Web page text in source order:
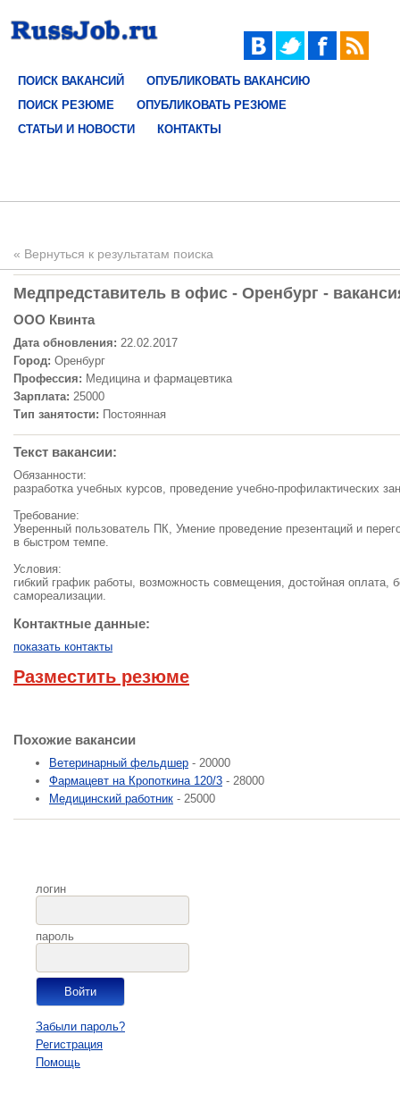
ПОИСК ВАКАНСИЙ
ОПУБЛИКОВАТЬ ВАКАНСИЮ
ПОИСК РЕЗЮМЕ
ОПУБЛИКОВАТЬ РЕЗЮМЕ
СТАТЬИ И НОВОСТИ
КОНТАКТЫ
« Вернуться к результатам поиска
Медпредставитель в офис - Оренбург -
OOO Квинта
Дата обновления: 22.02.2017
Город: Оренбург
Профессия: Медицина и фармацевтика
Зарплата: 25000
Тип занятости: Постоянная
Текст вакансии:
Обязанности:
разработка учебных курсов, проведение учебно-профилактических
Требование:
Уверенный пользователь ПК, Умение проведение презентаций и
в быстром темпе.
Условия:
гибкий график работы, возможность совмещения, достойная оплата,
самореализации.
Контактные данные:
показать контакты
Разместить резюме
Похожие вакансии
Ветеринарный фельдшер - 20000
Фармацевт на Кропоткина 120/3 - 28000
Медицинский работник - 25000
логин
пароль
Забыли пароль?
Регистрация
Помощь